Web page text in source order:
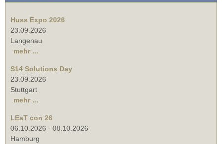
Huss Expo 2026
23.09.2026
Langenau
mehr ...
S14 Solutions Day
23.09.2026
Stuttgart
mehr ...
LEaT con 26
06.10.2026 - 08.10.2026
Hamburg